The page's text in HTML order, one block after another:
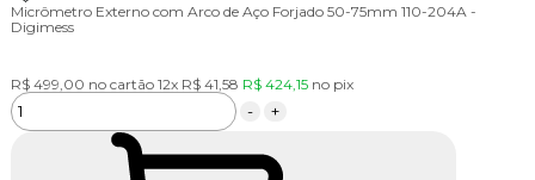
Micrômetro Externo com Arco de Aço Forjado 50-75mm 110-204A -
Digimess
R$ 499,00 no cartão 12x R$ 41,58 R$ 424,15 no pix
- +